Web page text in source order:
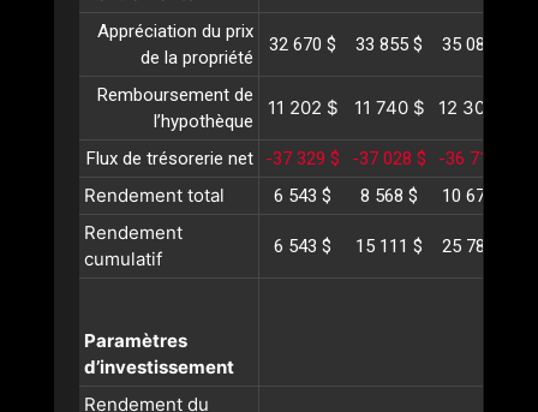
Appréciation du prix
de la propriété
32 670 $ 33 855 $ 35 084 $
Remboursement de
l’hypothèque
11 202 $ 11 740 $ 12 305 $
Flux de trésorerie net -37 329 $ -37 028 $ -36 716 $
Rendement total 6 543 $ 8 568 $ 10 673 $
Rendement
cumulatif
6 543 $ 15 111 $ 25 785 $
Paramètres
d’investissement
Rendement du